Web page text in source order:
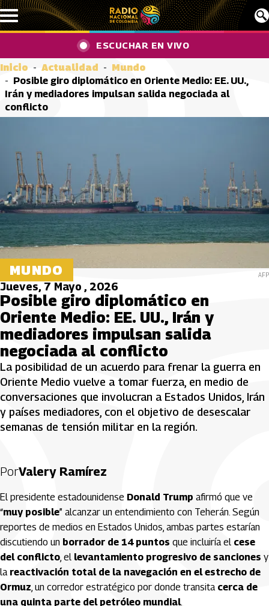
Pasar al contenido principal
ESCUCHAR EN VIVO
Inicio Actualidad
Mundo
Posible giro diplomático en Oriente Medio: EE. UU.,
Irán y mediadores impulsan salida negociada al
conflicto
MUNDO AFP
Jueves, 7 Mayo , 2026
Posible giro diplomático en
Oriente Medio: EE. UU., Irán y
mediadores impulsan salida
negociada al conflicto
La posibilidad de un acuerdo para frenar la guerra en
Oriente Medio vuelve a tomar fuerza, en medio de
conversaciones que involucran a Estados Unidos, Irán
y países mediadores, con el objetivo de desescalar
semanas de tensión militar en la región.
PorValery Ramírez
El presidente estadounidense Donald Trump afirmó que ve
“muy posible” alcanzar un entendimiento con Teherán. Según
reportes de medios en Estados Unidos, ambas partes estarían
discutiendo un borrador de 14 puntos que incluiría el cese
del conflicto, el levantamiento progresivo de sanciones y
la reactivación total de la navegación en el estrecho de
Ormuz, un corredor estratégico por donde transita cerca de
una quinta parte del petróleo mundial.